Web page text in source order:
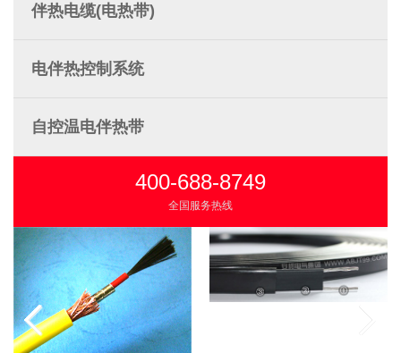
伴热电缆(电热带)
电伴热控制系统
自控温电伴热带
400-688-8749
全国服务热线